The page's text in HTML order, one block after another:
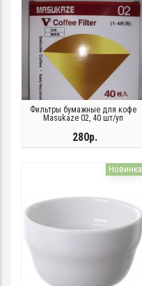
Фильтры бумажные для кофе
Masukaze 02, 40 шт/уп
280р.
Новинка